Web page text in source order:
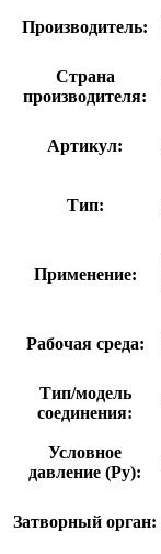
Производитель:
Страна
производителя:
Артикул:
Тип:
Применение:
Рабочая среда:
Тип/модель
соединения:
Условное
давление (Ру):
Затворный орган: